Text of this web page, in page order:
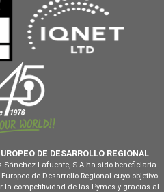
DE DESARROLLO REGIONAL
Sánchez-Lafuente, S.A ha sido beneficiaria
de Desarrollo Regional cuyo objetivo
la competitividad de las Pymes y gracias al